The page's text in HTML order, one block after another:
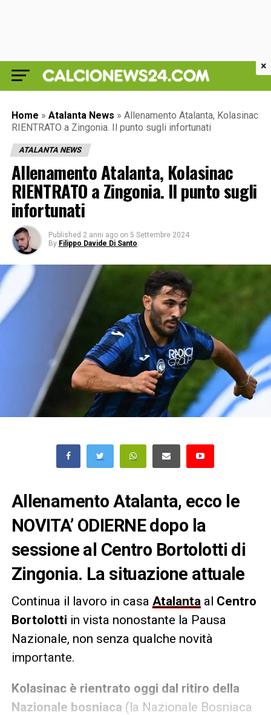
Home » Atalanta News » Allenamento Atalanta, Kolasinac
RIENTRATO a Zingonia. Il punto sugli infortunati
ATALANTA NEWS
Allenamento Atalanta, Kolasinac
RIENTRATO a Zingonia. Il punto sugli
infortunati
Published 2 anni ago on 5 Settembre 2024
By Filippo Davide Di Santo
Allenamento Atalanta, ecco le
NOVITA’ ODIERNE dopo la
sessione al Centro Bortolotti di
Zingonia. La situazione attuale
Continua il lavoro in casa Atalanta al Centro
Bortolotti in vista nonostante la Pausa
Nazionale, non senza qualche novità
importante.
Kolasinac è rientrato oggi dal ritiro della
Nazionale bosniaca (la Nazionale Bosniaca
×